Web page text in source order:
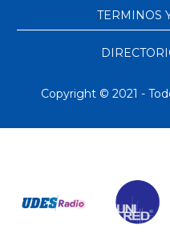
TERMINOS
Copyright © 2021 -